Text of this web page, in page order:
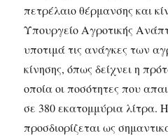
πετρέλαιο θέρμανσης και
Υπουργείο Αγροτικής
υποτιμά τις ανάγκες των
κίνησης, όπως δείχνει η
οποία οι ποσότητες που
σε 380 εκατομμύρια λίτρα.
προσδιορίζεται ως